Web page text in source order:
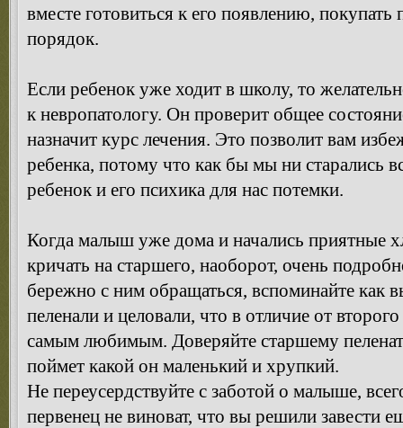
вместе готовиться к его появлению,
порядок.
Если ребенок уже ходит в школу, то
к невропатологу. Он проверит общее
назначит курс лечения. Это позволит вам
ребенка, потому что как бы мы ни старались
ребенок и его психика для нас потемки.
Когда малыш уже дома и начались приятные
кричать на старшего, наоборот, очень
бережно с ним обращаться, вспоминайте как
пеленали и целовали, что в отличие от
самым любимым. Доверяйте старшему
поймет какой он маленький и хрупкий.
Не переусердствуйте с заботой о малыше,
первенец не виноват, что вы решили завести